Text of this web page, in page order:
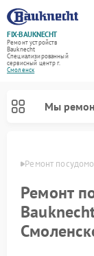
FIX-BAUKNECHT
Ремонт устройств
Bauknecht
Специализированный
cервисный центр г.
Смоленск
Мы
Ремонт
Ремонт